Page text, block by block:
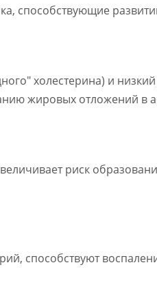
способствующие
холестерина) и
жировых отложений в
риск
способствуют